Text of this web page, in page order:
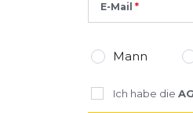
E-Mail
Mann
Ich habe die